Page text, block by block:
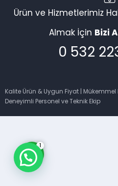
Ürün ve Hizmetlerimiz
Almak İçin Bizi
0 532
Kalite Ürün & Uygun Fiyat | Mükemmel
Deneyimli Personel ve Teknik Ekip
Müşteri Temsilcisi
1